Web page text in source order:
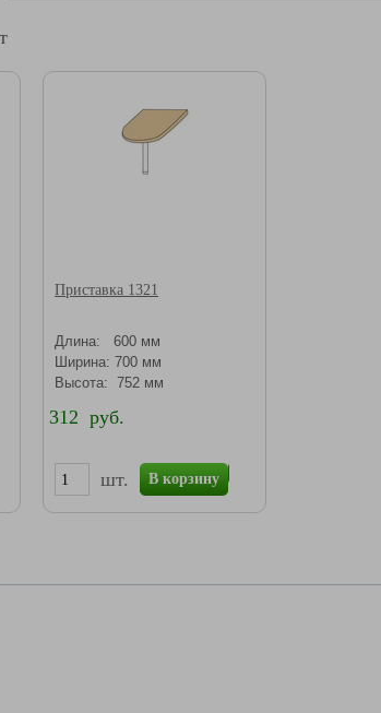
Приставка 1321
Длина: 600 мм
Ширина: 700 мм
Высота: 752 мм
312 руб.
шт. В корзину